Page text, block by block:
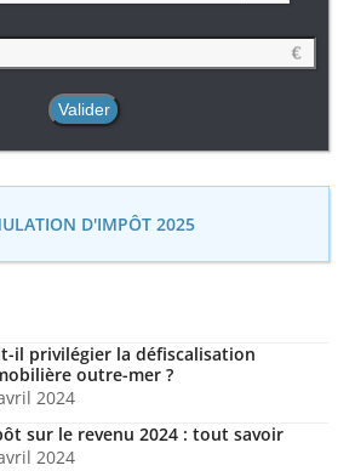
D'IMPÔT 2025
il privilégier la défiscalisation
outre-mer ?
2024
sur le revenu 2024 : tout savoir
2024